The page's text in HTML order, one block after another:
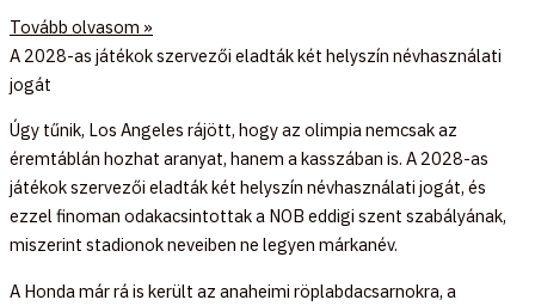
Tovább olvasom »
A 2028-as játékok szervezői eladták két helyszín névhasználati
jogát
Úgy tűnik, Los Angeles rájött, hogy az olimpia nemcsak az
éremtáblán hozhat aranyat, hanem a kasszában is. A 2028-as
játékok szervezői eladták két helyszín névhasználati jogát, és
ezzel finoman odakacsintottak a NOB eddigi szent szabályának,
miszerint stadionok neveiben ne legyen márkanév.
A Honda már rá is került az anaheimi röplabdacsarnokra, a